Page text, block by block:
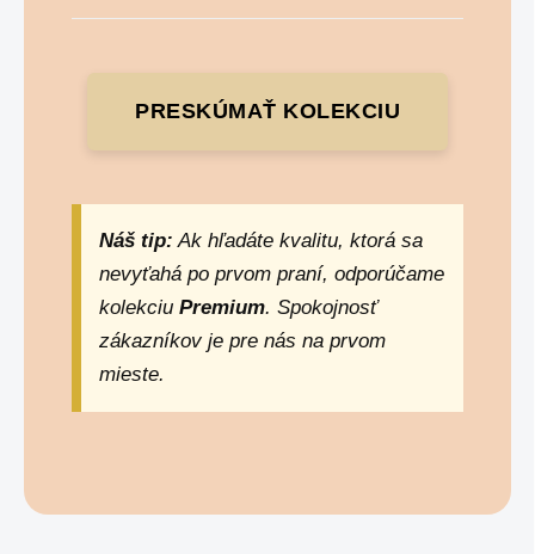
PRESKÚMAŤ KOLEKCIU
Náš tip: Ak hľadáte kvalitu, ktorá sa
nevyťahá po prvom praní, odporúčame
kolekciu Premium. Spokojnosť
zákazníkov je pre nás na prvom
mieste.